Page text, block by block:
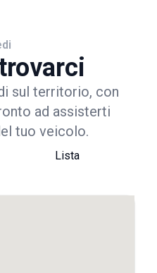
sul territorio, con
ad assisterti
tuo veicolo.
Lista